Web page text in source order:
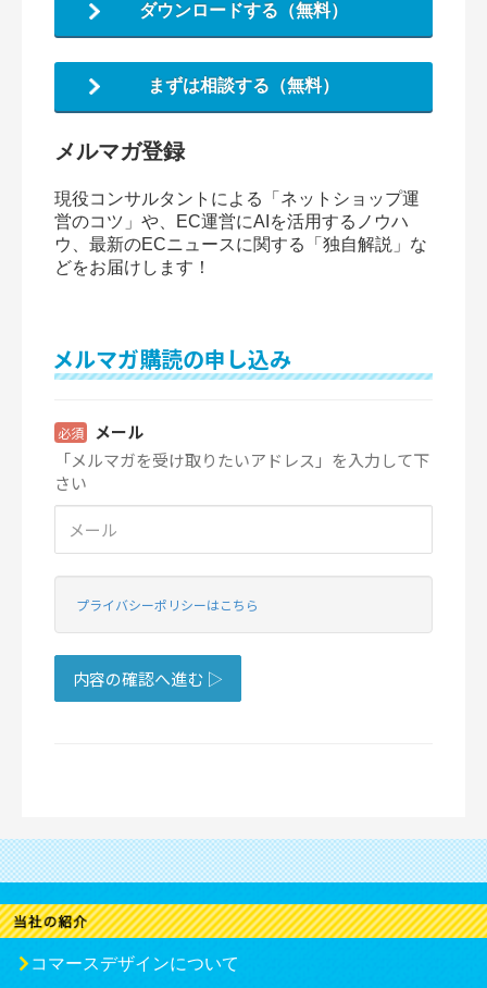
ダウンロードする（無料）
まずは相談する（無料）
メルマガ登録
現役コンサルタントによる「ネットショップ運
営のコツ」や、EC運営にAIを活用するノウハ
ウ、最新のECニュースに関する「独自解説」な
どをお届けします！
コマースデザインについて